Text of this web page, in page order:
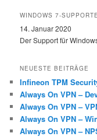
WINDOWS 7-
14. Januar 2020
Der Support für
NEUESTE BEITRÄGE
Infineon TPM
Always On VPN –
Always On VPN –
Always On VPN –
Always On VPN –